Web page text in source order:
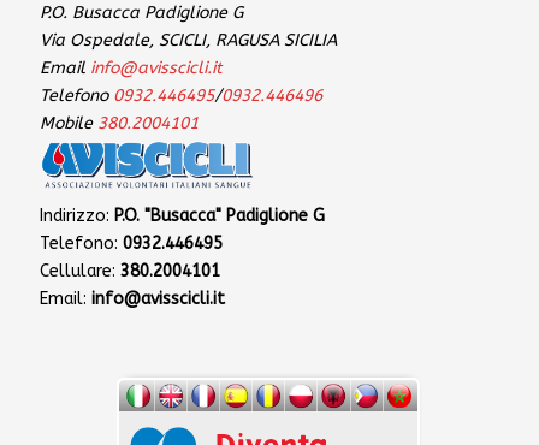
P.O. Busacca Padiglione G
Via Ospedale, SCICLI, RAGUSA SICILIA
Email info@avisscicli.it
Telefono 0932.446495/0932.446496
Mobile 380.2004101
Indirizzo: P.O. "Busacca" Padiglione G
Telefono: 0932.446495
Cellulare: 380.2004101
Email: info@avisscicli.it